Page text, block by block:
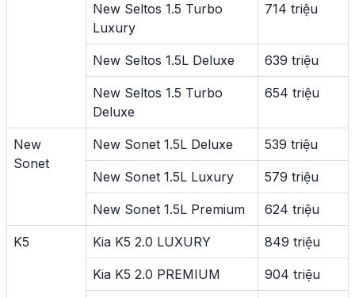
New Seltos 1.5 Turbo
Luxury
714 triệu
New Seltos 1.5L Deluxe 639 triệu
New Seltos 1.5 Turbo
Deluxe
654 triệu
New
Sonet
New Sonet 1.5L Deluxe 539 triệu
New Sonet 1.5L Luxury 579 triệu
New Sonet 1.5L Premium 624 triệu
K5 Kia K5 2.0 LUXURY 849 triệu
Kia K5 2.0 PREMIUM 904 triệu